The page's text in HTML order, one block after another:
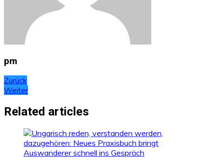
pm
Beitragsnavigation
Zurück
Weiter
Related articles